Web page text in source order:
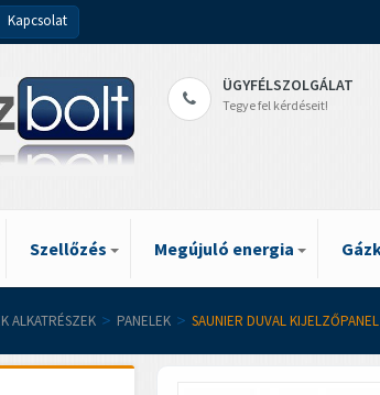
Kapcsolat
ÜGYFÉLSZOLGÁLAT
Tegye fel kérdéseit!
Szellőzés Megújuló energia
ALKATRÉSZEK > PANELEK > SAUNIER DUVAL